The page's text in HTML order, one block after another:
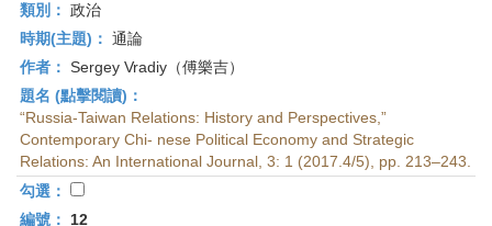
類別： 政治
時期(主題)： 通論
作者： Sergey Vradiy（傅樂吉）
題名 (點擊閱讀)：
“Russia-Taiwan Relations: History and Perspectives,”
Contemporary Chi- nese Political Economy and Strategic
Relations: An International Journal, 3: 1 (2017.4/5), pp. 213–243.
勾選：
編號：
12